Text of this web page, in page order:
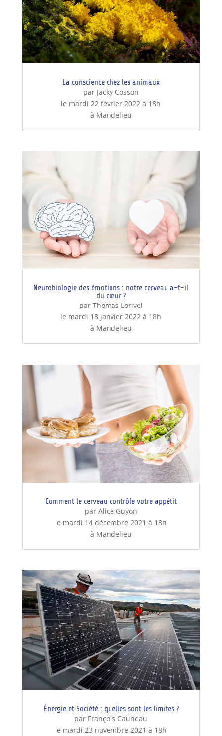
La conscience chez les animaux
par Jacky Cosson
le mardi 22 février 2022 à 18h
à Mandelieu
Neurobiologie des émotions : notre cerveau a-t-il
du cœur ?
par Thomas Lorivel
le mardi 18 janvier 2022 à 18h
à Mandelieu
Comment le cerveau contrôle votre appétit
par Alice Guyon
le mardi 14 décembre 2021 à 18h
à Mandelieu
Énergie et Société : quelles sont les limites ?
par François Cauneau
le mardi 23 novembre 2021 à 18h